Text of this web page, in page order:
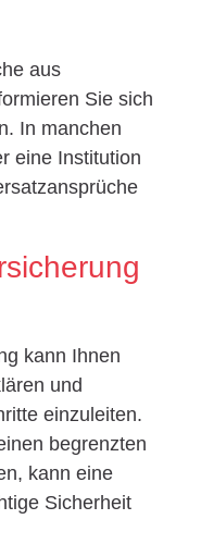
aus
Sie sich
In manchen
eine Institution
kann Ihnen
und
einzuleiten.
begrenzten
kann eine
Sicherheit